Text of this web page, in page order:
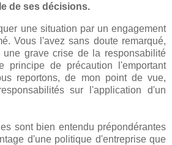
de ses décisions.
une situation par un engagement
Vous l'avez sans doute remarqué,
une grave crise de la responsabilité
principe de précaution l'emportant
reportons, de mon point de vue,
sur l'application d'un
sont bien entendu prépondérantes
d'une politique d'entreprise que